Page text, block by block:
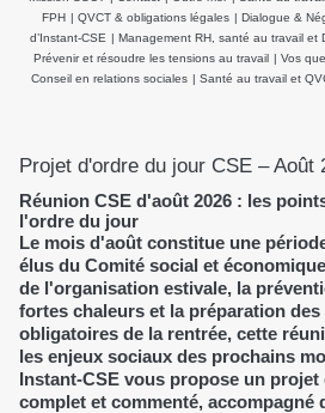
FPH | QVCT & obligations légales | Dialogue &
d’Instant-CSE | Management RH, santé au travail et
Prévenir et résoudre les tensions au travail | Vos
Conseil en relations sociales | Santé au travail et
Projet d'ordre du jour CSE – Août
Réunion CSE d'août 2026 : les
l'ordre du jour
Le mois d'août constitue une
élus du Comité social et
de l'organisation estivale, la
fortes chaleurs et la préparation
obligatoires de la rentrée, cette
les enjeux sociaux des prochains
Instant-CSE vous propose un
complet et commenté, accompagné